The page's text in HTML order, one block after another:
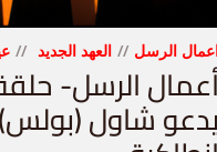
الرسل العهد الجديد
شاول